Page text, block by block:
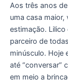
Aos três anos
uma casa
estimação. Lilico
parceiro de
minúsculo. Hoje
até “conversar”
em meio a